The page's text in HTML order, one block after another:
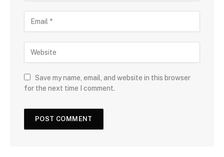
Save my name, email, and website in this browser
for the next time I comment.